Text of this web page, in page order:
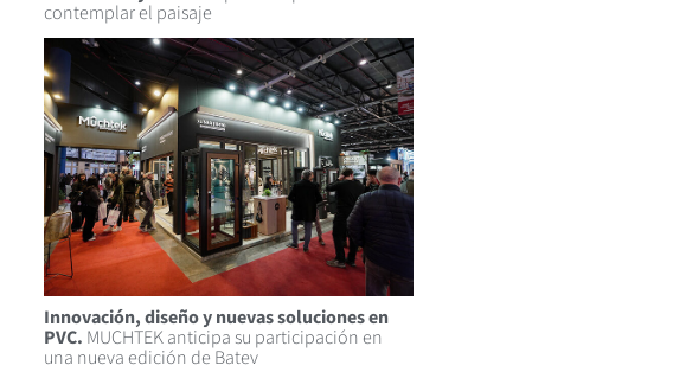
contemplar el paisaje
Innovación, diseño y nuevas soluciones en
PVC. MUCHTEK anticipa su participación en
una nueva edición de Batev